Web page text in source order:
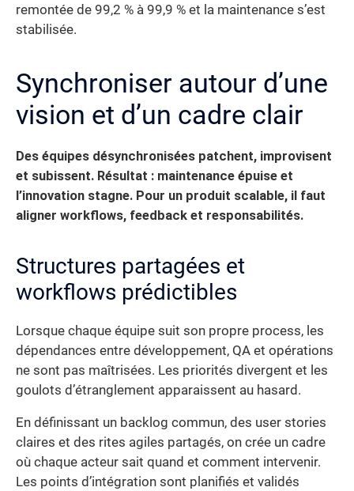
remontée de 99,2 % à 99,9 % et la maintenance s’est
stabilisée.
Synchroniser autour d’une
vision et d’un cadre clair
Des équipes désynchronisées patchent, improvisent
et subissent. Résultat : maintenance épuise et
l’innovation stagne. Pour un produit scalable, il faut
aligner workflows, feedback et responsabilités.
Structures partagées et
workflows prédictibles
Lorsque chaque équipe suit son propre process, les
dépendances entre développement, QA et opérations
ne sont pas maîtrisées. Les priorités divergent et les
goulots d’étranglement apparaissent au hasard.
En définissant un backlog commun, des user stories
claires et des rites agiles partagés, on crée un cadre
où chaque acteur sait quand et comment intervenir.
Les points d’intégration sont planifiés et validés